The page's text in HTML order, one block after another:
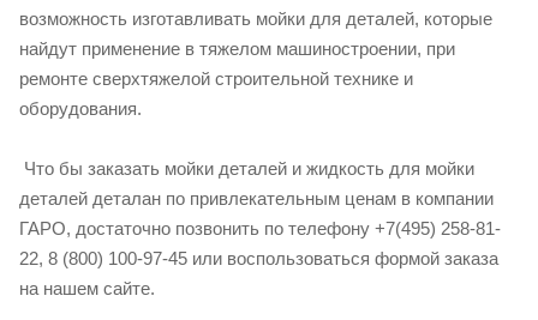
возможность изготавливать мойки для деталей, которые
найдут применение в тяжелом машиностроении, при
ремонте сверхтяжелой строительной технике и
оборудования.
Что бы заказать мойки деталей и жидкость для мойки
деталей деталан по привлекательным ценам в компании
ГАРО, достаточно позвонить по телефону +7(495) 258-81-
22, 8 (800) 100-97-45 или воспользоваться формой заказа
на нашем сайте.